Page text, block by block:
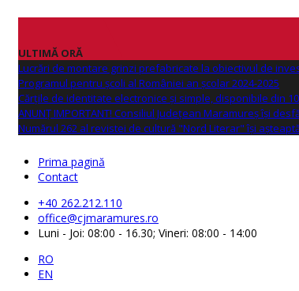
ULTIMĂ ORĂ
Lucrări de montare grinzi prefabricate la obiectivul de
Programul pentru școli al României an școlar 2024-2025
Cărțile de identitate electronice și simple, disponibile din
ANUNŢ IMPORTANT! Consiliul Județean Maramureș își
Numărul 262 al revistei de cultură "Nord Literar" își
Prima pagină
Contact
+40 262.212.110
office@cjmaramures.ro
Luni - Joi: 08:00 - 16.30; Vineri: 08:00 - 14:00
RO
EN